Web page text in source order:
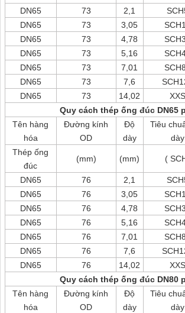
DN65 73 2,1
DN65
73 3,05
DN65
73 4,78
DN65
73 5,16
DN65
73 7,01
DN65
73 7,6
DN65
73 14,02 XXS
Quy cách thép ống đúc DN65
Tên hàng
hóa
Đường kính
OD
Độ
dày
Tiêu
dày
Thép ống
đúc
(mm) (mm) (
DN65 76 2,1
DN65
76 3,05
DN65
76 4,78
DN65
76 5,16
DN65
76 7,01
DN65
76 7,6
DN65
76 14,02 XXS
Quy cách thép ống đúc DN80
Tên hàng
hóa
Đường kính
OD
Độ
dày
Tiêu
dày